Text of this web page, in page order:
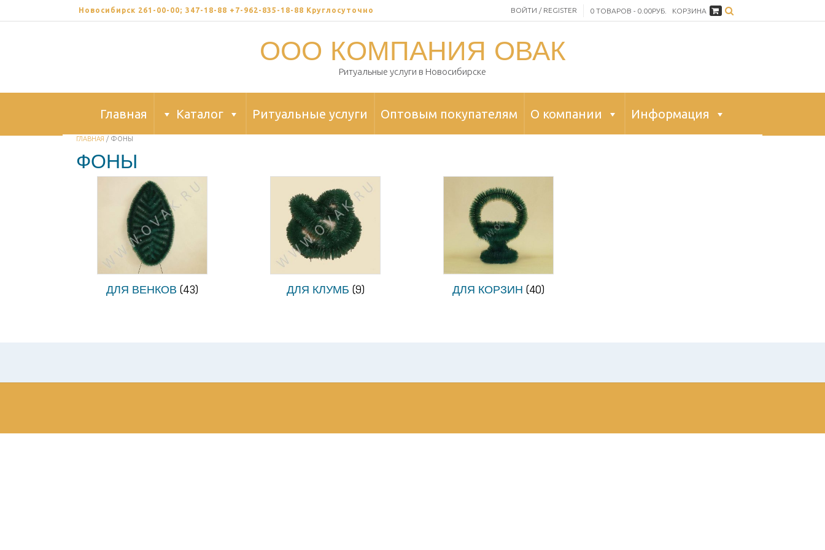
to
Новосибирск 261-00-00; 347-18-88 +7-962-835-18-88 Круглосуточно ВОЙТИ / REGISTER 0 ТОВАРОВ - 0.00РУБ. КОРЗИНА
ООО КОМПАНИЯ ОВАК
Ритуальные услуги в Новосибирске
Главная Каталог Ритуальные услуги Оптовым покупателям О компании Информация
ГЛАВНАЯ / ФОНЫ
ФОНЫ
ДЛЯ ВЕНКОВ(43) ДЛЯ КЛУМБ(9) ДЛЯ КОРЗИН(40)